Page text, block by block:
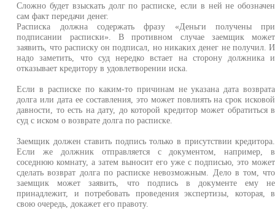
Сложно будет взыскать долг по расписке, если в ней не обозначен
сам факт передачи денег.
Расписка должна содержать фразу «Деньги получены при
подписании расписки». В противном случае заемщик может
заявить, что расписку он подписал, но никаких денег не получил. И
надо заметить, что суд нередко встает на сторону должника и
отказывает кредитору в удовлетворении иска.
Если в расписке по каким-то причинам не указана дата возврата
долга или дата ее составления, это может повлиять на срок исковой
давности, то есть на дату, до которой кредитор может обратиться в
суд с иском о возврате долга по расписке.
Заемщик должен ставить подпись только в присутствии кредитора.
Если же должник отправляется с документом, например, в
соседнюю комнату, а затем выносит его уже с подписью, это может
сделать возврат долга по расписке невозможным. Дело в том, что
заемщик может заявить, что подпись в документе ему не
принадлежит, и потребовать проведения экспертизы, которая, в
свою очередь, докажет его правоту.